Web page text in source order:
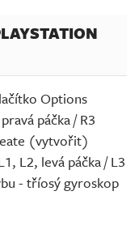
Options
páčka / R3
(vytvořit)
L2, levá páčka / L3
- tříosý gyroskop